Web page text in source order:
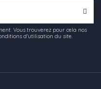
Vous trouverez pour cela nos
d'utilisation du site.